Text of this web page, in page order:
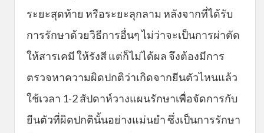
ระยะสุดท้าย หรือระยะลุกลาม หลังจากที่ได้รับ
การรักษาด้วยวิธีการอื่นๆ ไม่ว่าจะเป็นการผ่าตัด
ให้สารเคมี ให้รังสี แต่ก็ไม่ได้ผล จึงต้องมีการ
ตรวจหาความผิดปกติว่าเกิดจากยีนตัวไหนแล้ว
ใช้เวลา 1-2 สัปดาห์วางแผนรักษาเพื่อจัดการกับ
ยีนตัวที่ผิดปกตินั้นอย่างแม่นยำ ซึ่งเป็นการรักษา